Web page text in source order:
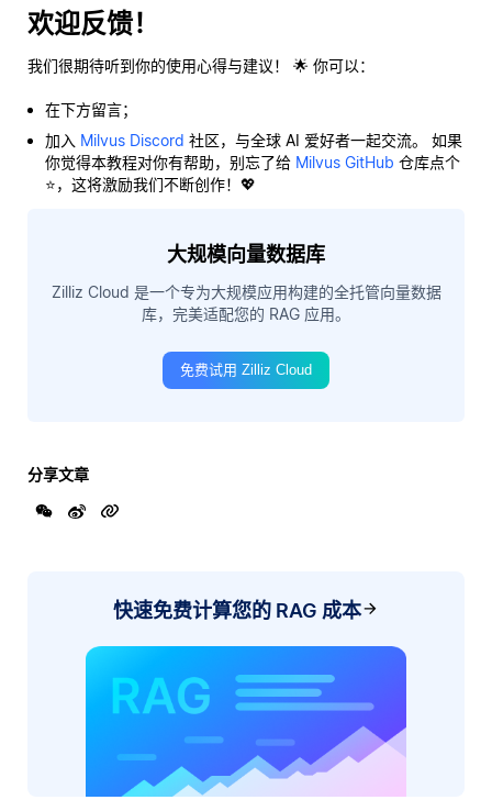
欢迎反馈！
我们很期待听到你的使用心得与建议！ 🌟 你可以：
在下方留言；
加入 Milvus Discord 社区，与全球 AI 爱好者一起交流。 如果
你觉得本教程对你有帮助，别忘了给 Milvus GitHub 仓库点个
⭐，这将激励我们不断创作！💖
大规模向量数据库
Zilliz Cloud 是一个专为大规模应用构建的全托管向量数据
库，完美适配您的 RAG 应用。
免费试用 Zilliz Cloud
分享文章
快速免费计算您的 RAG 成本